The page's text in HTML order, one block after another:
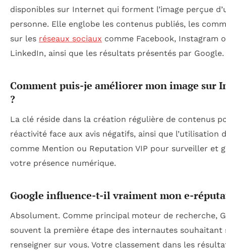
disponibles sur Internet qui forment l’image perçue
personne. Elle englobe les contenus publiés, les
sur les réseaux sociaux comme Facebook, Instagram
LinkedIn, ainsi que les résultats présentés par Google.
Comment puis-je améliorer mon image sur
?
La clé réside dans la création régulière de contenus
réactivité face aux avis négatifs, ainsi que l’utilisation
comme Mention ou Reputation VIP pour surveiller et
votre présence numérique.
Google influence-t-il vraiment mon e-
Absolument. Comme principal moteur de recherche,
souvent la première étape des internautes souhaitant
renseigner sur vous. Votre classement dans les